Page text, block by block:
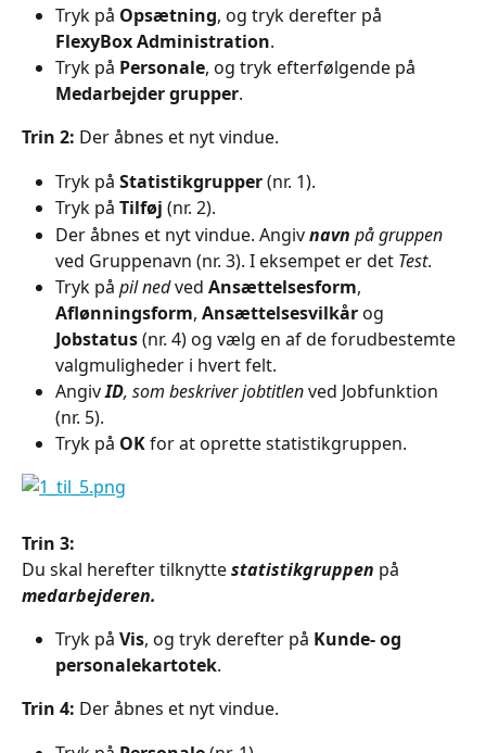
Tryk på Opsætning, og tryk derefter på
FlexyBox Administration.
Tryk på Personale, og tryk efterfølgende på
Medarbejder grupper.
Trin 2: Der åbnes et nyt vindue.
Tryk på Statistikgrupper (nr. 1).
Tryk på Tilføj (nr. 2).
Der åbnes et nyt vindue. Angiv navn på gruppen
ved Gruppenavn (nr. 3). I eksempet er det Test.
Tryk på pil ned ved Ansættelsesform,
Aflønningsform, Ansættelsesvilkår og
Jobstatus (nr. 4) og vælg en af de forudbestemte
valgmuligheder i hvert felt.
Angiv ID, som beskriver jobtitlen ved Jobfunktion
(nr. 5).
Tryk på OK for at oprette statistikgruppen.
Trin 3:
Du skal herefter tilknytte statistikgruppen på
medarbejderen.
Tryk på Vis, og tryk derefter på Kunde- og
personalekartotek.
Trin 4: Der åbnes et nyt vindue.